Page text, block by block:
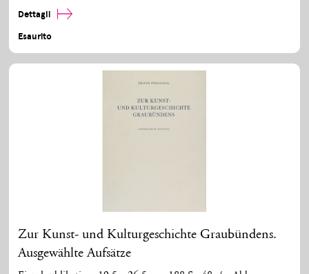
Dettagli
Esaurito
Zur Kunst- und Kulturgeschichte Graubündens.
Ausgewählte Aufsätze